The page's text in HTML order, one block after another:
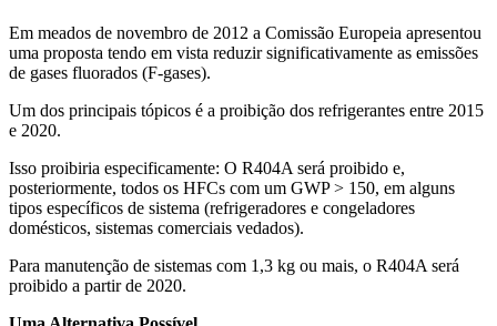
Em meados de novembro de 2012 a Comissão Europeia apresentou
uma proposta tendo em vista reduzir significativamente as emissões
de gases fluorados (F-gases).
Um dos principais tópicos é a proibição dos refrigerantes entre 2015
e 2020.
Isso proibiria especificamente: O R404A será proibido e,
posteriormente, todos os HFCs com um GWP > 150, em alguns
tipos específicos de sistema (refrigeradores e congeladores
domésticos, sistemas comerciais vedados).
Para manutenção de sistemas com 1,3 kg ou mais, o R404A será
proibido a partir de 2020.